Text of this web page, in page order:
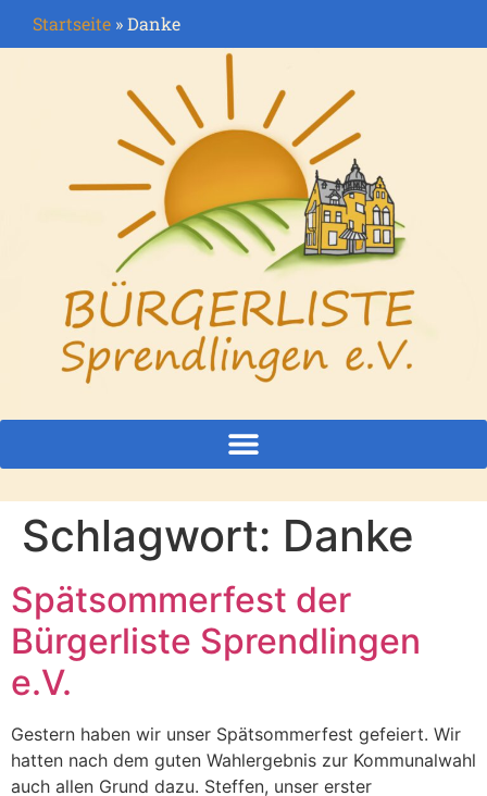
Startseite »Danke
Schlagwort: Danke
Spätsommerfest der
Bürgerliste Sprendlingen
e.V.
Gestern haben wir unser Spätsommerfest gefeiert. Wir
hatten nach dem guten Wahlergebnis zur Kommunalwahl
auch allen Grund dazu. Steffen, unser erster